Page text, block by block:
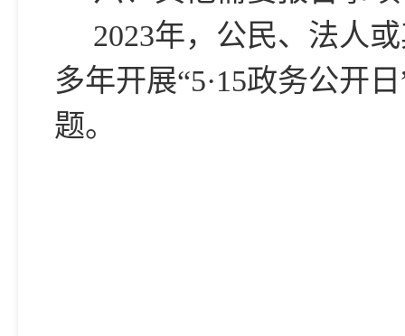
2023年，公民、法人
多年开展“5·15政务公开
题。